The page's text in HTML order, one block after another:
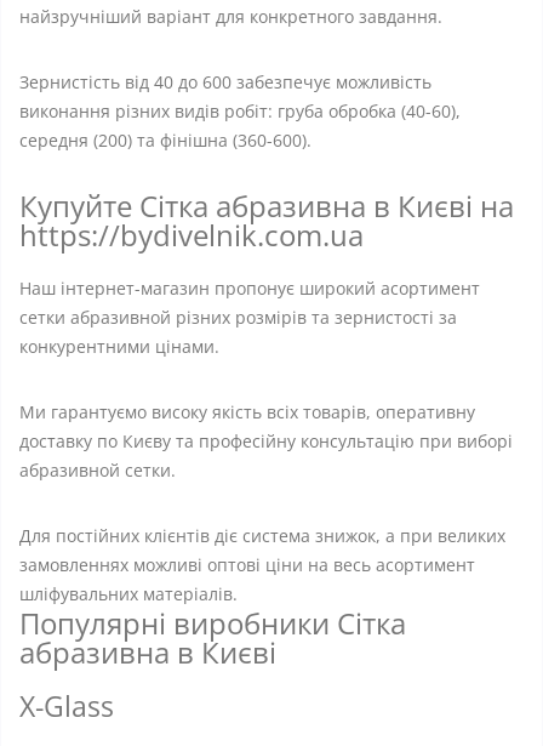
найзручніший варіант для конкретного завдання.
Зернистість від 40 до 600 забезпечує можливість
виконання різних видів робіт: груба обробка (40-60),
середня (200) та фінішна (360-600).
Купуйте Сітка абразивна в Києві на
https://bydivelnik.com.ua
Наш інтернет-магазин пропонує широкий асортимент
сетки абразивной різних розмірів та зернистості за
конкурентними цінами.
Ми гарантуємо високу якість всіх товарів, оперативну
доставку по Києву та професійну консультацію при виборі
абразивной сетки.
Для постійних клієнтів діє система знижок, а при великих
замовленнях можливі оптові ціни на весь асортимент
шліфувальних матеріалів.
Популярні виробники Сітка
абразивна в Києві
X-Glass